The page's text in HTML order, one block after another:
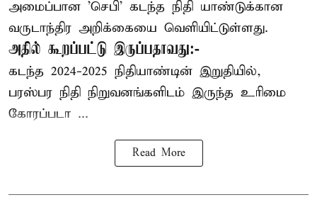
அமைப்பான 'செபி' கடந்த நிதி யாண்டுக்கான
வருடாந்திர அறிக்கையை வெளியிட்டுள்ளது.
அதில் கூறப்பட்டு இருப்பதாவது:-
கடந்த 2024-2025 நிதியாண்டின் இறுதியில்,
பரஸ்பர நிதி நிறுவனங்களிடம் இருந்த உரிமை
கோரப்படா ...
Read More